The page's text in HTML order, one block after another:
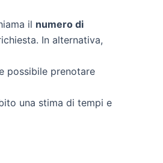
il numero di
In alternativa,
possibile prenotare
una stima di tempi e